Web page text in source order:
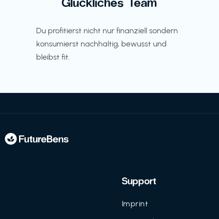
Du profitierst nicht nur finanziell sondern
konsumierst nachhaltig, bewusst und
bleibst fit.
Support
Imprint